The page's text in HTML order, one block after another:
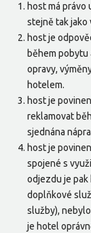
host má právo
stejně tak
host je
během pobytu
opravy,
hotelem.
host je
reklamovat
sjednána
host je
spojené s
odjezdu je
doplňkové
služby),
je hotel